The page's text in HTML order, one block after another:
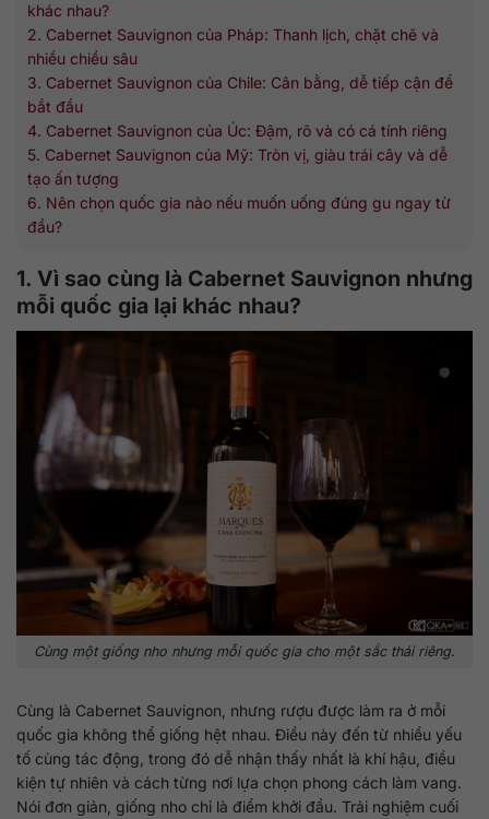
khác nhau?
2. Cabernet Sauvignon của Pháp: Thanh lịch, chặt chẽ và
nhiều chiều sâu
3. Cabernet Sauvignon của Chile: Cân bằng, dễ tiếp cận để
bắt đầu
4. Cabernet Sauvignon của Úc: Đậm, rõ và có cá tính riêng
5. Cabernet Sauvignon của Mỹ: Tròn vị, giàu trái cây và dễ
tạo ấn tượng
6. Nên chọn quốc gia nào nếu muốn uống đúng gu ngay từ
đầu?
1. Vì sao cùng là Cabernet Sauvignon nhưng
mỗi quốc gia lại khác nhau?
Cùng một giống nho nhưng mỗi quốc gia cho một sắc thái riêng.
Cùng là Cabernet Sauvignon, nhưng rượu được làm ra ở mỗi
quốc gia không thể giống hệt nhau. Điều này đến từ nhiều yếu
tố cùng tác động, trong đó dễ nhận thấy nhất là khí hậu, điều
kiện tự nhiên và cách từng nơi lựa chọn phong cách làm vang.
Nói đơn giản, giống nho chỉ là điểm khởi đầu. Trải nghiệm cuối